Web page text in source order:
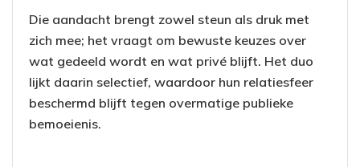
Die aandacht brengt zowel steun als druk met
zich mee; het vraagt om bewuste keuzes over
wat gedeeld wordt en wat privé blijft. Het duo
lijkt daarin selectief, waardoor hun relatiesfeer
beschermd blijft tegen overmatige publieke
bemoeienis.